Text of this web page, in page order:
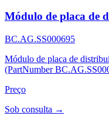
Módulo de placa de
BC.AG.SS000695
Módulo de placa de
(PartNumber
Preço
Sob consulta →